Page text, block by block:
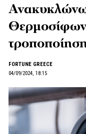
FORTUNE GREECE
04/09/2024, 18:15